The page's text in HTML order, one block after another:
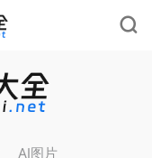
AI图片